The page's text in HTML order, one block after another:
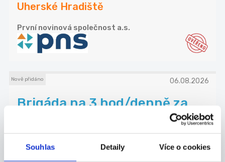
Souhlas Detaily Více o cookies
Uherské Hradiště
První novinová společnost a.s.
Nově přidáno 06.08.2026
Brigáda na 3 hod/denně za
6400 Kč - Doručovatel -
Jste ranní ptáče a hledáte smysluplné využití ča...